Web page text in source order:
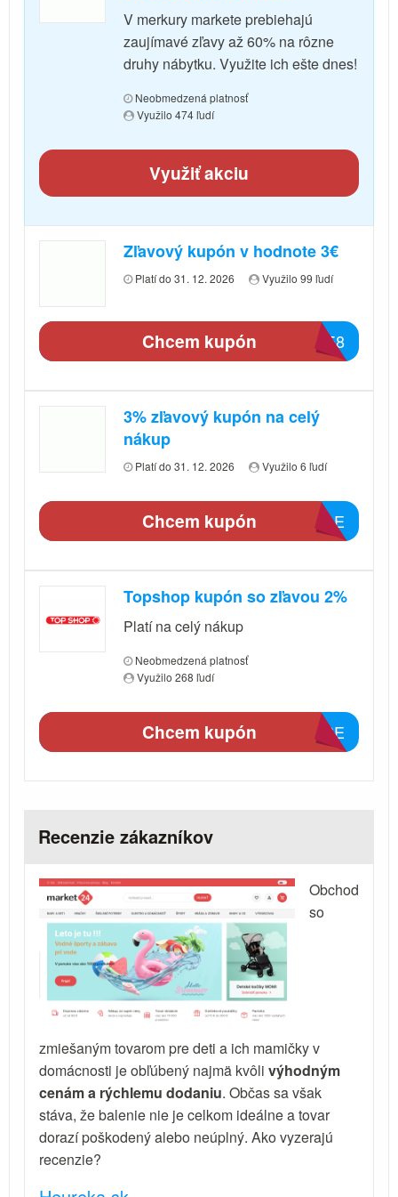
V merkury markete prebiehajú
zaujímavé zľavy až 60% na rôzne
druhy nábytku. Využite ich ešte dnes!
Neobmedzená platnosť
Využilo 474 ľudí
Využiť akciu
Zľavový kupón v hodnote 3€
Platí do 31. 12. 2026 Využilo 99 ľudí
C058
Chcem kupón
3% zľavový kupón na celý
nákup
Platí do 31. 12. 2026 Využilo 6 ľudí
58AE
Chcem kupón
Topshop kupón so zľavou 2%
Platí na celý nákup
Neobmedzená platnosť
Využilo 268 ľudí
D93E
Chcem kupón
Recenzie zákazníkov
Obchod
so
zmiešaným tovarom pre deti a ich mamičky v
domácnosti je obľúbený najmä kvôli výhodným
cenám a rýchlemu dodaniu. Občas sa však
stáva, že balenie nie je celkom ideálne a tovar
dorazí poškodený alebo neúplný. Ako vyzerajú
recenzie?